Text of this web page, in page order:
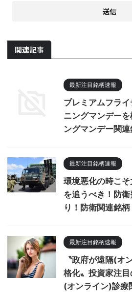
関連記事
最新注目銘柄速報
プレミアムフラ
ニングマンデー
ングマンデー関連
最新注目銘柄速報
環境悪化の時こ
を追うべき！防
り！防衛関連銘
最新注目銘柄速報
〝政府が遠隔(オ
格化〟投資家注
(オンライン)診療